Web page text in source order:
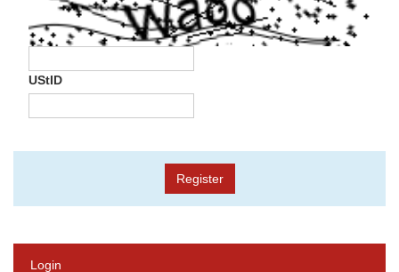
UStID
Login